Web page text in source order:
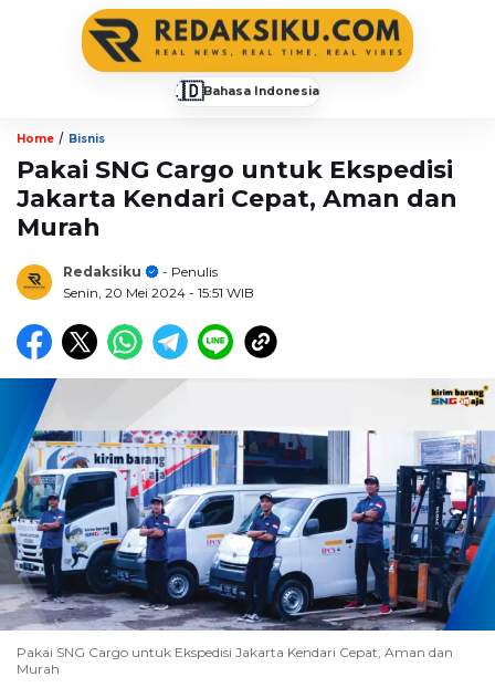
🇮🇩Bahasa Indonesia
Home / Bisnis
Pakai SNG Cargo untuk Ekspedisi
Jakarta Kendari Cepat, Aman dan
Murah
Redaksiku
- Penulis
Senin, 20 Mei 2024 - 15:51 WIB
Pakai SNG Cargo untuk Ekspedisi Jakarta Kendari Cepat, Aman dan
Murah